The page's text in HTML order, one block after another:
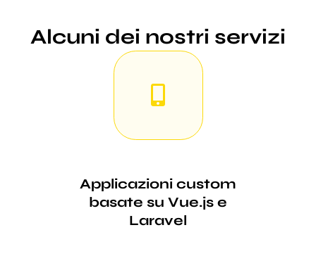
Alcuni dei nostri servizi
Applicazioni custom
basate su Vue.js e
Laravel